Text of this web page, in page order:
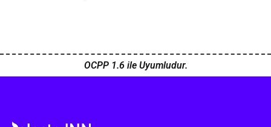
OCPP 1.6 ile Uyumludur.